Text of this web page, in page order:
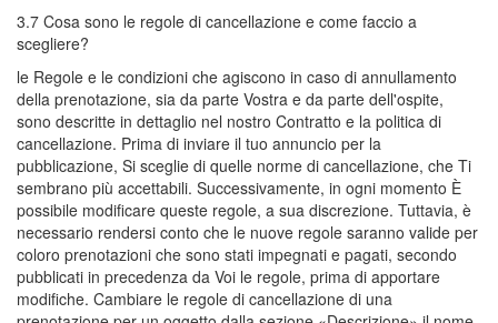
3.7 Cosa sono le regole di cancellazione e come faccio a
scegliere?
le Regole e le condizioni che agiscono in caso di annullamento
della prenotazione, sia da parte Vostra e da parte dell'ospite,
sono descritte in dettaglio nel nostro Contratto e la politica di
cancellazione. Prima di inviare il tuo annuncio per la
pubblicazione, Si sceglie di quelle norme di cancellazione, che Ti
sembrano più accettabili. Successivamente, in ogni momento È
possibile modificare queste regole, a sua discrezione. Tuttavia, è
necessario rendersi conto che le nuove regole saranno valide per
coloro prenotazioni che sono stati impegnati e pagati, secondo
pubblicati in precedenza da Voi le regole, prima di apportare
modifiche. Cambiare le regole di cancellazione di una